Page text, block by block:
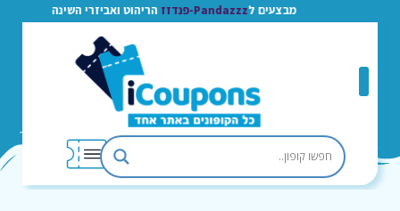
מבצעים לPandazzz-פנדזז הריהוט ואביזרי השינה